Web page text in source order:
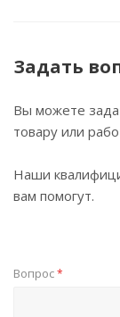
Задать
Вы можете
товару или
Наши
вам помогут.
Вопрос*